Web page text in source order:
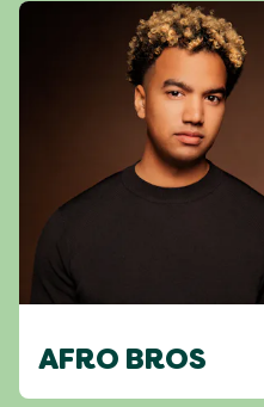
AFRO BROS